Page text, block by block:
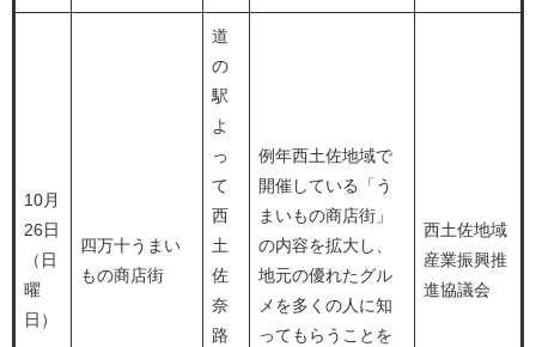
10月
26日
（日
曜
日）
四万十うまい
もの商店街
道
の
駅
よ
っ
て
西
土
佐
奈
路
例年西土佐地域で
開催している「う
まいもの商店街」
の内容を拡大し、
地元の優れたグル
メを多くの人に知
ってもらうことを
西土佐地域
産業振興推
進協議会